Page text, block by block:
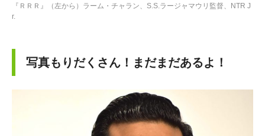
『ＲＲＲ』（左から）ラーム・チャラン、S.S.ラージャマウリ監督、NTR J
r.
写真もりだくさん！まだまだあるよ！